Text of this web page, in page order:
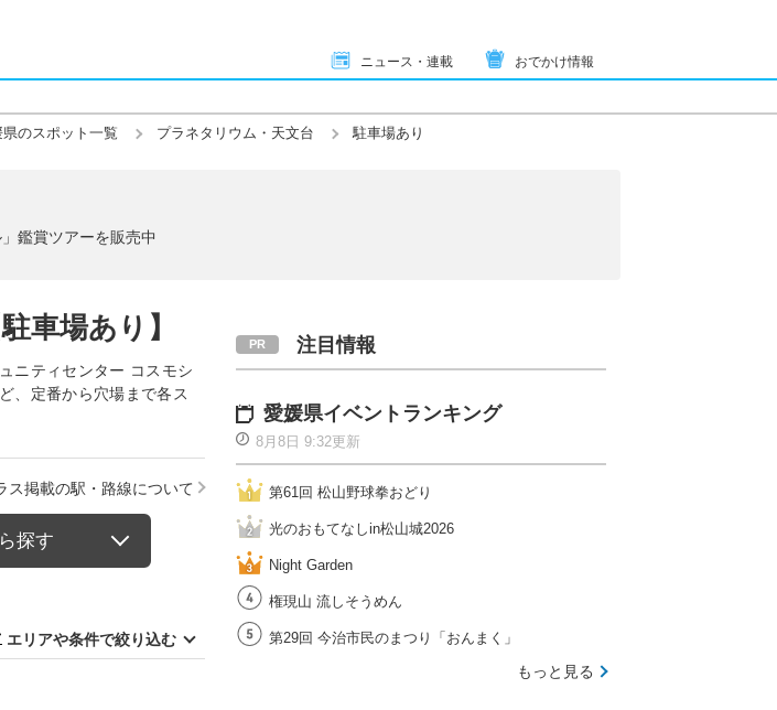
ニュース・連載 おでかけ情報
県のスポット一覧 プラネタリウム・天文台 駐車場あり
鑑賞ツアーを販売中
車場あり】
ニティセンター コスモシ
、定番から穴場まで各ス
ス掲載の駅・路線について
探す
エリアや条件で絞り込む
注目情報
愛媛県イベントランキング
8月8日 9:32更新
第61回 松山野球拳おどり
光のおもてなしin松山城2026
Night Garden
権現山 流しそうめん
第29回 今治市民のまつり「おんまく」
もっと見る